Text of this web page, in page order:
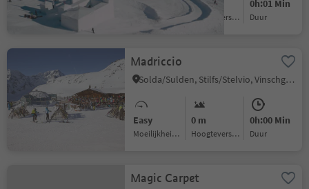
Easy
Moeilijkheidsgraad
0 m
Hoogteverschil
0h:01 Min
Duur
Madriccio
Solda/Sulden, Stilfs/Stelvio, Vinschgau/Val Venosta
Easy
Moeilijkheidsgraad
0 m
Hoogteverschil
0h:00 Min
Duur
Magic Carpet